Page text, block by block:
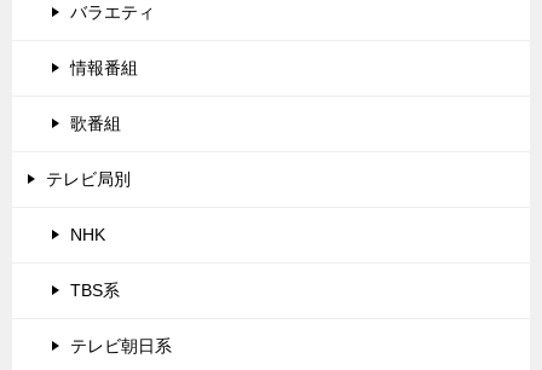
バラエティ
情報番組
歌番組
テレビ局別
NHK
TBS系
テレビ朝日系